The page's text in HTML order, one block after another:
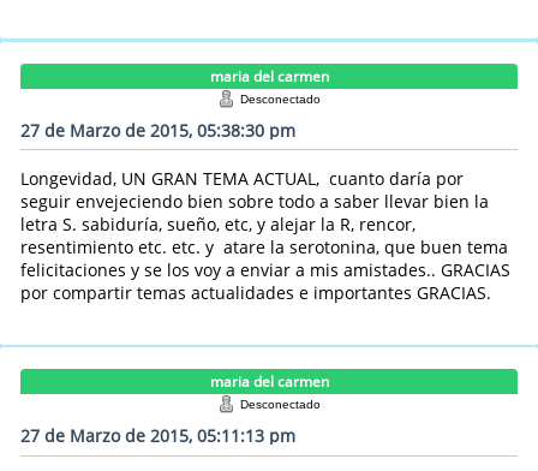
maria del carmen
Desconectado
27 de Marzo de 2015, 05:38:30 pm
Longevidad, UN GRAN TEMA ACTUAL, cuanto daría por
seguir envejeciendo bien sobre todo a saber llevar bien la
letra S. sabiduría, sueño, etc, y alejar la R, rencor,
resentimiento etc. etc. y atare la serotonina, que buen tema
felicitaciones y se los voy a enviar a mis amistades.. GRACIAS
por compartir temas actualidades e importantes GRACIAS.
maria del carmen
Desconectado
27 de Marzo de 2015, 05:11:13 pm